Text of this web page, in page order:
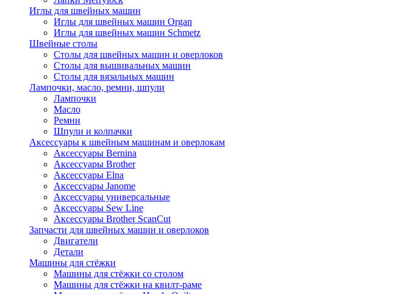
Иглы для швейных машин
Иглы для швейных машин Organ
Иглы для швейных машин Schmetz
Швейные столы
Столы для швейных машин и оверлоков
Столы для вышивальных машин
Столы для вязальных машин
Лампочки, масло, ремни, шпули
Лампочки
Масло
Ремни
Шпули и колпачки
Аксессуары к швейным машинам и оверлокам
Аксессуары Bernina
Аксессуары Brother
Аксессуары Elna
Аксессуары Janome
Аксессуары универсальные
Аксессуары Sew Line
Аксессуары Brother ScanCut
Запчасти для швейных машин и оверлоков
Двигатели
Детали
Машины для стёжки
Машины для стёжки со столом
Машины для стёжки на квилт-раме